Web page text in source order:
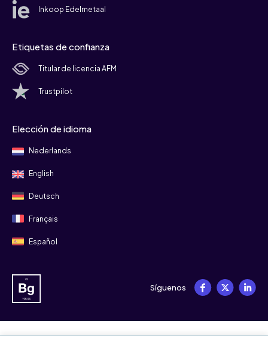
Inkoop Edelmetaal
Etiquetas de confianza
Titular de licencia AFM
Trustpilot
Elección de idioma
Nederlands
English
Deutsch
Français
Español
Síguenos